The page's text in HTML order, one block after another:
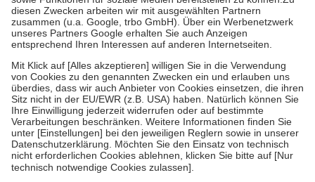
Zuzahlung zehn Prozent der Kosten sowie zehn Euro je
Verordnung.
Um das Engagement der Versicherten für ihre eigene Gesundheit zu
stärken und die besondere Stellung der Familie zu unterstützen,
fallenkeine Zuzahlungenan bei:
• Kindern und Jugendlichen bis zum vollendeten 18. Lebensjahr
mit Ausnahme der Fahrkosten
• Untersuchungen zur Vorsorge und Früherkennung, die von der
GKV getragen werden
• empfohlenen Schutzimpfungen
• Harn- und Blutteststreifen